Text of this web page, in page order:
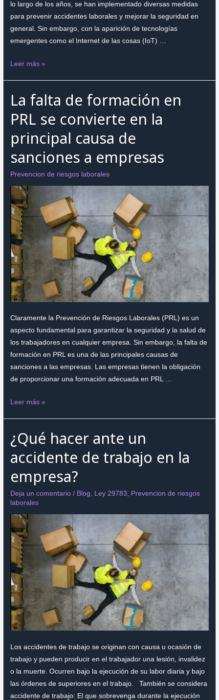
lo largo de los años, se han implementado diversas medidas
para prevenir accidentes laborales y mejorar la seguridad en
general. Sin embargo, con la aparición de tecnologías
emergentes como el Internet de las cosas (IoT) …
El
Tecnología
en
la
Prevención
de
Accidentes
Laborales
Leer más »
La falta de formación en
PRL se convierte en la
principal causa de
sanciones a empresas
Prevencion de riesgos laborales
Claramente la Prevención de Riesgos Laborales (PRL) es un
aspecto fundamental para garantizar la seguridad y la salud de
los trabajadores en cualquier empresa. Sin embargo, la falta de
formación en PRL es una de las principales causas de
sanciones a las empresas. Las empresas tienen la obligación
de proporcionar una formación adecuada en PRL …
La
formación
PRL
se
convierte
en
principal
causa
de
sanciones
a
empresas
Leer más »
¿Qué hacer ante un
accidente de trabajo en la
empresa?
Deja un comentario / Blog, Ley 29783, Prevencion de riesgos
laborales
Los accidentes de trabajo se originan con causa u ocasión de
trabajo y pueden producir en el trabajador una lesión, invalidez
o la muerte. Ocurren bajo la ejecución de su labor diaria y bajo
las órdenes de superiores en el trabajo. También se considera
accidente de trabajo: El que sobrevenga durante la ejecución